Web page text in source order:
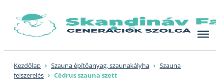
content
Kezdőlap › Szauna építőanyag, szaunakályha › Szauna
felszerelés › Cédrus szauna szett